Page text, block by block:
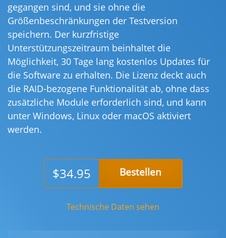
gegangen sind, und sie ohne die
Größenbeschränkungen der Testversion
speichern. Der kurzfristige
Unterstützungszeitraum beinhaltet die
Möglichkeit, 30 Tage lang kostenlos Updates für
die Software zu erhalten. Die Lizenz deckt auch
die RAID-bezogene Funktionalität ab, ohne dass
zusätzliche Module erforderlich sind, und kann
unter Windows, Linux oder macOS aktiviert
werden.
$34.95 Bestellen
Technische Daten sehen